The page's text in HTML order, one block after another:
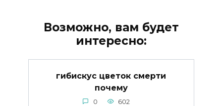
Возможно, вам будет
интересно:
гибискус цветок смерти
почему
0 602